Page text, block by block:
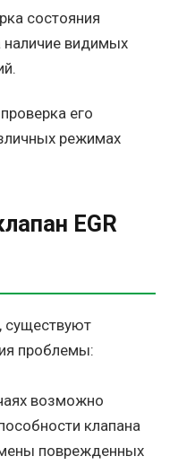
состояния
наличие видимых
проверка его
режимах
EGR
существуют
проблемы:
возможно
клапана
поврежденных